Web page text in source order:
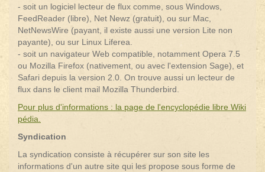
- soit un logiciel lecteur de flux comme, sous Windows,
FeedReader (libre), Net Newz (gratuit), ou sur Mac,
NetNewsWire (payant, il existe aussi une version Lite non
payante), ou sur Linux Liferea.
- soit un navigateur Web compatible, notamment Opera 7.5
ou Mozilla Firefox (nativement, ou avec l'extension Sage), et
Safari depuis la version 2.0. On trouve aussi un lecteur de
flux dans le client mail Mozilla Thunderbird.
Pour plus d'informations : la page de l'encyclopédie libre Wiki
pédia.
Syndication
La syndication consiste à récupérer sur son site les
informations d'un autre site qui les propose sous forme de